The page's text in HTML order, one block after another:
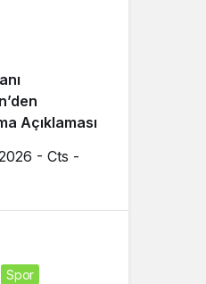
Açıklaması
- Cts -
Spor